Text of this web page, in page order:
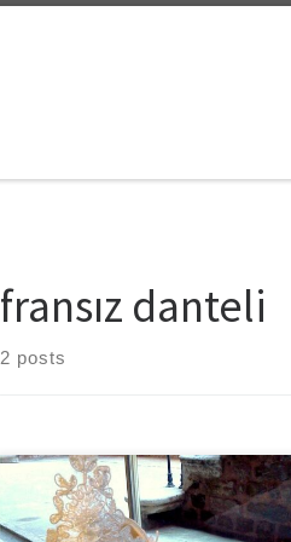
fransız danteli
2 posts
80’li yılların moda dünyasına sunduğu
yeni görünümün anahtar kelimesi